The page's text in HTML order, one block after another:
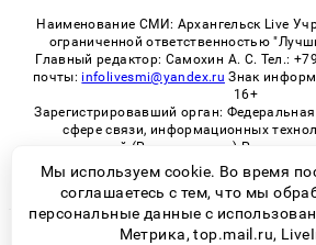
Наименование СМИ: Архангельск Live
ограниченной ответственностью
Главный редактор: Самохин А. С. Тел.:
почты: infolivesmi@yandex.ru Знак
16+
Зарегистрировавший орган:
сфере связи, информационных
коммуникаций (Роскомнадзор)
№ ФС 77 - 82533 от
© 2026 «Архангельск Live» | Все
Мы используем cookie. Во время
соглашаетесь с тем, что мы
персональные данные с
Метрика, top.mail.ru,